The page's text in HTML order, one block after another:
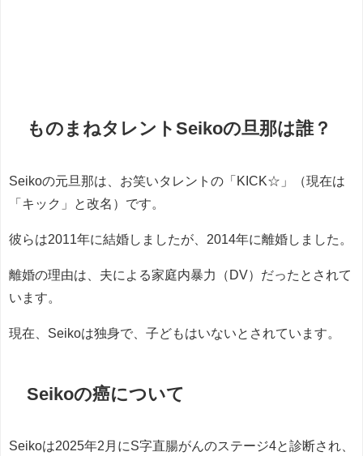
ものまねタレントSeikoの旦那は誰？
Seikoの元旦那は、お笑いタレントの「KICK☆」（現在は
「キック」と改名）です。
彼らは2011年に結婚しましたが、2014年に離婚しました。
離婚の理由は、夫による家庭内暴力（DV）だったとされて
います。
現在、Seikoは独身で、子どもはいないとされています。
Seikoの癌について
Seikoは2025年2月にS字直腸がんのステージ4と診断され、